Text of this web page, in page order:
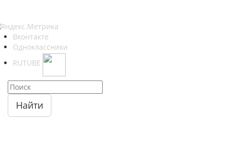
Вконтакте
Одноклассники
RUTUBE
Найти